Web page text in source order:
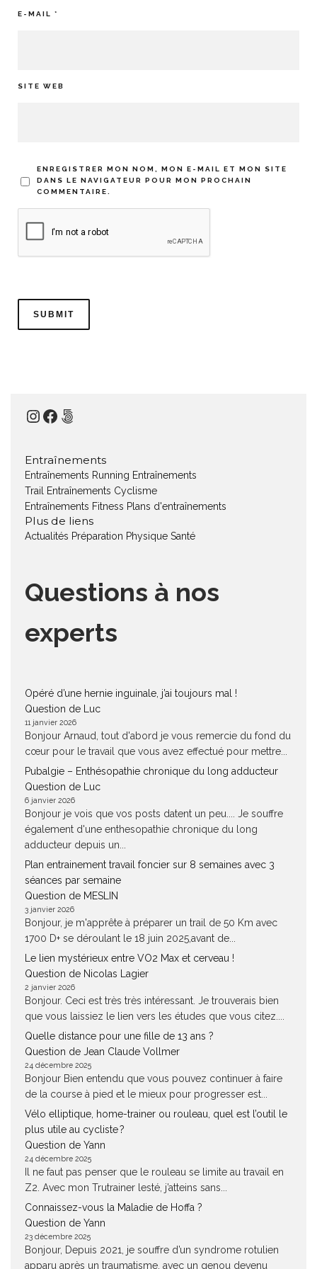
E-MAIL *
SITE WEB
ENREGISTRER MON NOM, MON E-MAIL ET MON SITE
DANS LE NAVIGATEUR POUR MON PROCHAIN
COMMENTAIRE.
Instagram
Facebook
500px
Entraînements
Entraînements Running Entraînements
Trail
Entraînements Cyclisme
Entraînements Fitness Plans d'entraînements
Plus de liens
Actualités Préparation Physique Santé
Questions à nos
experts
Opéré d’une hernie inguinale, j’ai toujours mal !
Question de Luc
11 janvier 2026
Bonjour Arnaud, tout d'abord je vous remercie du fond du
cœur pour le travail que vous avez effectué pour mettre...
Pubalgie – Enthésopathie chronique du long adducteur
Question de Luc
6 janvier 2026
Bonjour je vois que vos posts datent un peu.... Je souffre
également d'une enthesopathie chronique du long
adducteur depuis un...
Plan entrainement travail foncier sur 8 semaines avec 3
séances par semaine
Question de MESLIN
3 janvier 2026
Bonjour, je m'apprête à préparer un trail de 50 Km avec
1700 D+ se déroulant le 18 juin 2025,avant de...
Le lien mystérieux entre VO2 Max et cerveau !
Question de Nicolas Lagier
2 janvier 2026
Bonjour. Ceci est très très intéressant. Je trouverais bien
que vous laissiez le lien vers les études que vous citez....
Quelle distance pour une fille de 13 ans ?
Question de Jean Claude Vollmer
24 décembre 2025
Bonjour Bien entendu que vous pouvez continuer à faire
de la course à pied et le mieux pour progresser est...
Vélo elliptique, home-trainer ou rouleau, quel est l’outil le
plus utile au cycliste ?
Question de Yann
24 décembre 2025
Il ne faut pas penser que le rouleau se limite au travail en
Z2. Avec mon Trutrainer lesté, j’atteins sans...
Connaissez-vous la Maladie de Hoffa ?
Question de Yann
23 décembre 2025
Bonjour, Depuis 2021, je souffre d’un syndrome rotulien
apparu après un traumatisme, avec un genou devenu